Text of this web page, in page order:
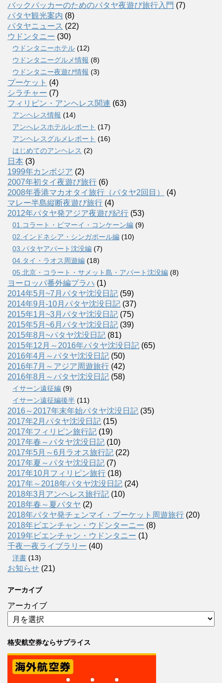
バックパッカーのためのパタヤ夜遊び旅行入門 (7)
パタヤ観光案内 (8)
パタヤニュース (22)
ウドンタニー (30)
ウドンタニーホテル (12)
ウドンタニーグルメ情報 (8)
ウドンタニー夜遊び情報 (3)
プーケット (4)
シラチャー (7)
フィリピン・アンヘレス関連 (63)
アンヘレス情報 (14)
アンへレスホテルレポート (17)
アンヘレスグルメレポート (16)
はじめてのアンヘレス (2)
日本 (3)
1999年カンボジア (2)
2007年初タイ夜遊び旅行 (6)
2008年香港マカオタイ旅行（パタヤ2回目）
(4)
マレー半島縦断夜遊び旅行 (4)
2012年パタヤ発アジア夜遊び紀行 (53)
01.コラート・ピマーイ・コンケーン編 (9)
02.インドネシア・シンガポール編 (10)
03.パタヤアパート沈没編 (7)
04.タイ・ラオス周遊編 (18)
05.北京・コラート・サメット島・アパート沈没編 (8)
ヨーロッパ番外編プラハ (1)
2014年5月~7月パタヤ沈没日記 (59)
2014年9月-10月パタヤ沈没日記 (37)
2015年1月~3月パタヤ沈没日記 (75)
2015年5月~6月パタヤ沈没日記 (39)
2015年8月~パタヤ沈没日記 (81)
2015年12月～2016年パタヤ沈没日記 (65)
2016年4月～パタヤ沈没日記 (50)
2016年7月～アジア周遊旅行 (42)
2016年8月～パタヤ沈没日記 (58)
イサーン遠征編 (9)
イサーン遠征編後半 (11)
2016～2017年末年始パタヤ沈没日記 (35)
2017年2月パタヤ沈没日記 (15)
2017年フィリピン旅行記 (19)
2017年春～パタヤ沈没日記 (10)
2017年5月～6月ラオス旅行記 (22)
2017年夏～パタヤ沈没日記 (7)
2017年10月フィリピン旅行 (18)
2017年～2018年パタヤ沈没日記 (24)
2018年3月アンヘレス旅行記 (10)
2018年春～夏パタヤ (2)
2018年パタヤ発チェンマイ・プーケット周遊旅行 (20)
2018年ビエンチャン・ウドンターニー (8)
2019年ビエンチャン・ウドンタニー (1)
千夜一夜ライブラリー (40)
洋書 (13)
お知らせ (21)
アーカイブ
アーカイブ
格安航空券ならサプライス